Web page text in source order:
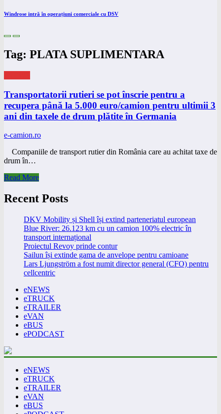
Windrose intră în operațiuni comerciale cu DSV
Tag: PLATA SUPLIMENTARA
Transportatorii rutieri se pot înscrie pentru a
recupera până la 5.000 euro/camion pentru ultimii 3
ani din taxele de drum plătite în Germania
e-camion.ro
Companiile de transport rutier din România care au achitat taxe de
drum în…
Read More
Recent Posts
DKV Mobility și Shell își extind parteneriatul european
Blue River: 26.123 km cu un camion 100% electric în
transport internațional
Proiectul Revoy prinde contur
Sailun își extinde gama de anvelope pentru camioane
Lars Ljungström a fost numit director general (CFO) pentru
cellcentric
eNEWS
eTRUCK
eTRAILER
eVAN
eBUS
ePODCAST
eNEWS
eTRUCK
eTRAILER
eVAN
eBUS